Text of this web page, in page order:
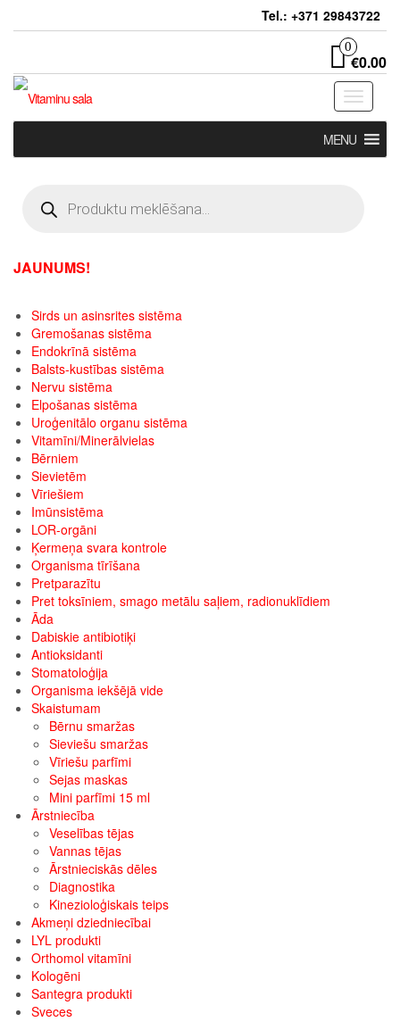
Tel.: +371 29843722
0
€0.00
Toggle
MENU
search
JAUNUMS!
Sirds un asinsrites sistēma
Gremošanas sistēma
Endokrīnā sistēma
Balsts-kustības sistēma
Nervu sistēma
Elpošanas sistēma
Uroģenitālo organu sistēma
Vitamīni/Minerālvielas
Bērniem
Sievietēm
Vīriešiem
Imūnsistēma
LOR-orgāni
Ķermeņa svara kontrole
Organisma tīrīšana
Pretparazītu
Pret toksīniem, smago metālu saļiem, radionuklīdiem
Āda
Dabiskie antibiotiķi
Antioksidanti
Stomatoloģija
Organisma iekšējā vide
Skaistumam
Bērnu smaržas
Sieviešu smaržas
Vīriešu parfīmi
Sejas maskas
Mini parfīmi 15 ml
Ārstniecība
Veselības tējas
Vannas tējas
Ārstnieciskās dēles
Diagnostika
Kinezioloģiskais teips
Akmeņi dziedniecībai
LYL produkti
Orthomol vitamīni
Kologēni
Santegra produkti
Sveces